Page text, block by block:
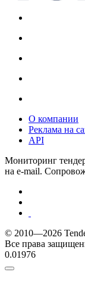
О компании
Реклама на
API
Мониторинг
на e-mail.
© 2010—2026
Все права
0.01976